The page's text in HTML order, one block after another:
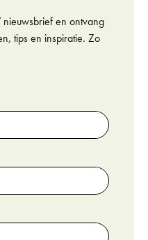
en ontvang
tips en inspiratie. Zo